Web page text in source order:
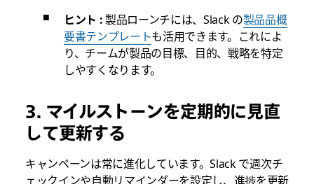
ヒント :製品ローンチには、Slack の製品品概
要書テンプレートも活用できます。これによ
り、チームが製品の目標、目的、戦略を特定
しやすくなります。
3. マイルストーンを定期的に見直
して更新する
キャンペーンは常に進化しています。Slack で週次チ
ェックインや自動リマインダーを設定し、進捗を更新